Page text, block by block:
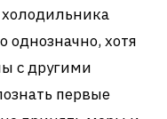
однозначно, хотя
с другими
первые